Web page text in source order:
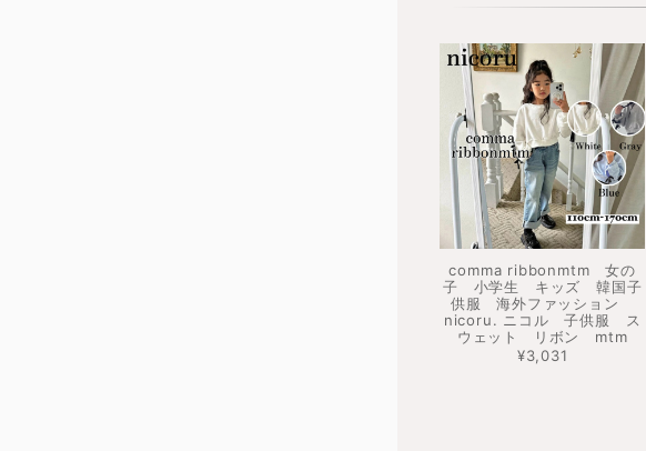
comma ribbonmtm 女の
子 小学生 キッズ 韓国子
供服 海外ファッション
nicoru. ニコル 子供服 ス
ウェット リボン mtm
¥3,031